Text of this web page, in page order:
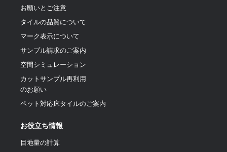
お願いとご注意
タイルの品質について
マーク表示について
サンプル請求のご案内
空間シミュレーション
カットサンプル再利用
のお願い
ペット対応床タイルのご案内
お役立ち情報
目地量の計算